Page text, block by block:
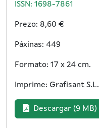
ISSN: 1698-7861
Prezo: 8,60 €
Páxinas: 449
Formato: 17 x 24 cm.
Imprime: Grafisant S.L.
Descargar (9 MB)